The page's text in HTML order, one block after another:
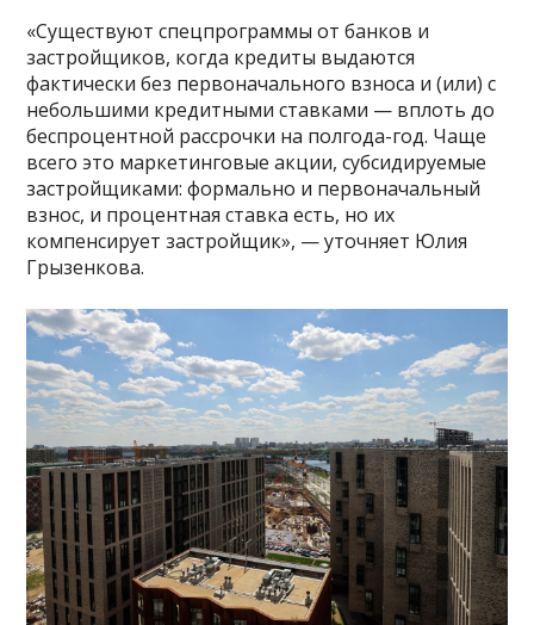
«Существуют спецпрограммы от банков и
застройщиков, когда кредиты выдаются
фактически без первоначального взноса и (или) с
небольшими кредитными ставками — вплоть до
беспроцентной рассрочки на полгода-год. Чаще
всего это маркетинговые акции, субсидируемые
застройщиками: формально и первоначальный
взнос, и процентная ставка есть, но их
компенсирует застройщик», — уточняет Юлия
Грызенкова.